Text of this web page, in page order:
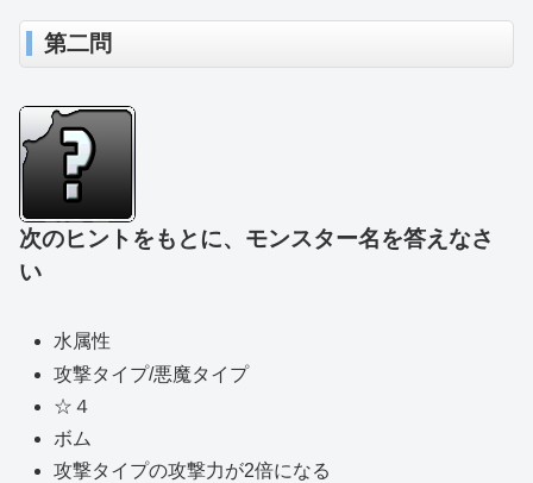
第二問
次のヒントをもとに、モンスター名を答えなさ
い
水属性
攻撃タイプ/悪魔タイプ
☆４
ボム
攻撃タイプの攻撃力が2倍になる